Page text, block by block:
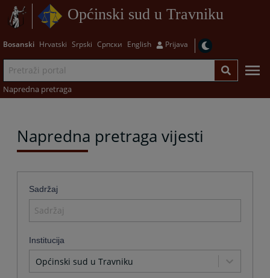
Općinski sud u Travniku
Bosanski Hrvatski Srpski Српски English Prijava
Napredna pretraga
Napredna pretraga vijesti
Sadržaj
Institucija
Općinski sud u Travniku